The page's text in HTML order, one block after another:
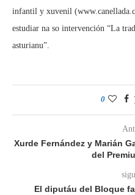
infantil y xuvenil
estudiar na so intervención “La
asturianu”.
0
Xurde Fernández y Marián
del
El diputáu del Bloque